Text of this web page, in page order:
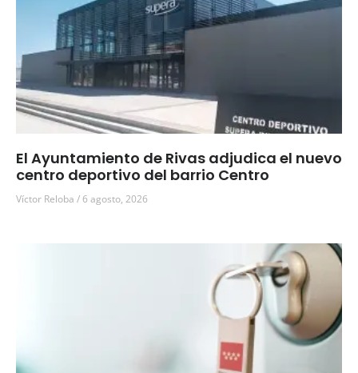
El Ayuntamiento de Rivas adjudica el nuevo
centro deportivo del barrio Centro
Víctor Reloba 6 agosto, 2026